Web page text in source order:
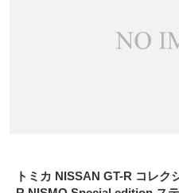
トミカ NISSAN GT-R コレク